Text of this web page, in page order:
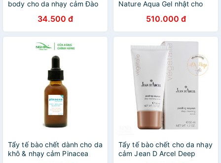
body cho da nhạy cảm Đào
sáng da MiraaShop
34.500 đ
Nature Aqua Gel nhật cho
510.000 đ
Tẩy tế bào chết dành cho da
khô & nhạy cảm Pinacea
Tẩy tế bào chết cho da nhạy
cảm Jean D Arcel Deep